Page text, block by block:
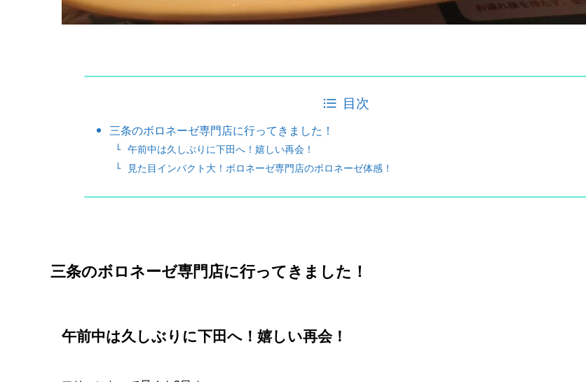
目次
三条のボロネーゼ専門店に行ってきました！
午前中は久しぶりに下田へ！嬉しい再会！
見た目インパクト大！ボロネーゼ専門店のボロネーゼ体感！
三条のボロネーゼ専門店に行ってきました！
午前中は久しぶりに下田へ！嬉しい再会！